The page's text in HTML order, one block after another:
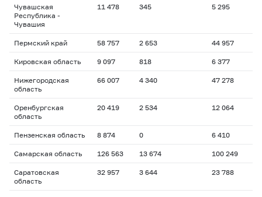
Чувашская
Республика -
Чувашия
11 478 345 5 295
Пермский край 58 757 2 653 44 957
Кировская область 9 097 818 6 377
Нижегородская
область
66 007 4 340 47 278
Оренбургская
область
20 419 2 534 12 064
Пензенская область 8 874 0 6 410
Самарская область 126 563 13 674 100 249
Саратовская
область
32 957 3 644 23 788